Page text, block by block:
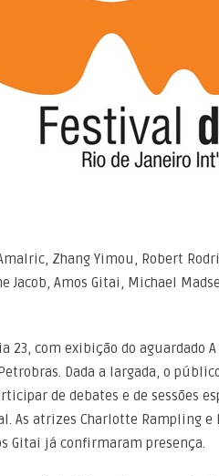
Zhang Yimou, Robert
Jacob, Amos Gitai, Michael
com exibição do aguardado A
Dada a largada, o
de debates e de sessões
As atrizes Charlotte Rampling e
Gitai já confirmaram presença.